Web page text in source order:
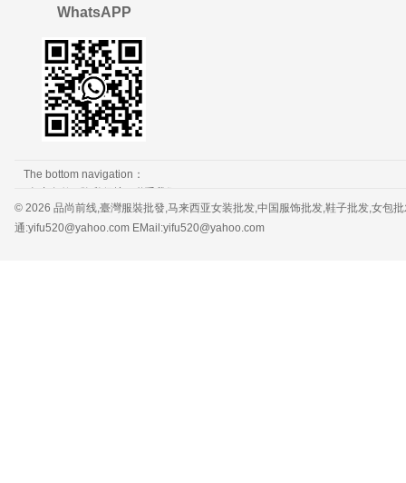
WhatsAPP
The bottom navigation：
免责条款
隐私保护
联系我们
© 2026 品尚前线,臺灣服裝批發,马来西亚女装批发,中国服饰批发,鞋子批发,女
通:yifu520@yahoo.com EMail:yifu520@yahoo.com